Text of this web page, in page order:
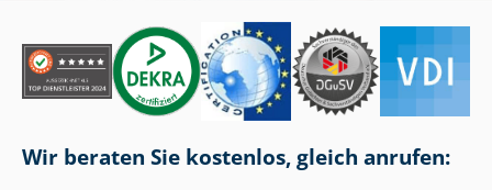
Wir beraten Sie kostenlos, gleich anrufen: